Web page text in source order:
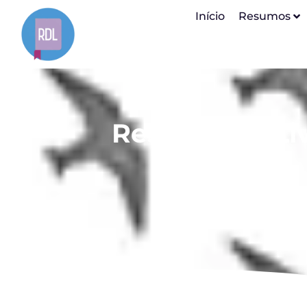
Início Resumos
Resumo do